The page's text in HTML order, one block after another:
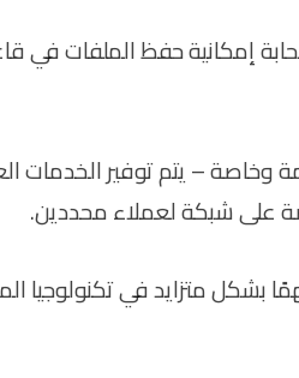
إمكانية حفظ الملفات في
– يتم توفير الخدمات
على شبكة لعملاء محددين.
بشكل متزايد في تكنولوجيا